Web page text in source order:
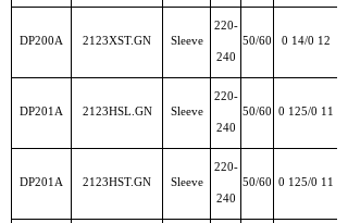
DP200A 2123XST.GN Sleeve
220-
240
50/60 0 14/0 12
DP201A 2123HSL.GN Sleeve
220-
240
50/60 0 125/0 11
DP201A 2123HST.GN Sleeve
220-
240
50/60 0 125/0 11